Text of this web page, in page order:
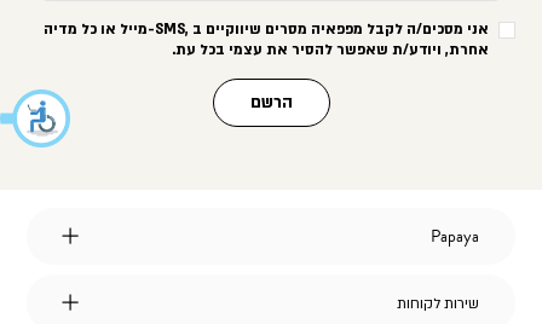
אני מסכים/ה לקבל מפפאיה מסרים שיווקיים ב -SMS,מייל או כל מדיה
אחרת, ויודע/ת שאפשר להסיר את עצמי בכל עת.
הרשם
Papaya
Papaya
הצהרת נגישות
שירות
שירות לקוחות